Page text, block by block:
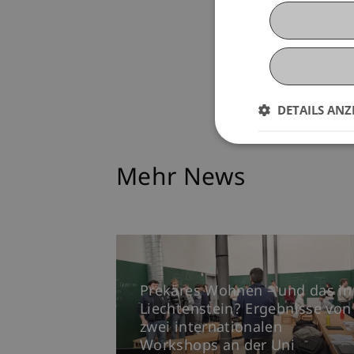
Mehr News
Prekäres Wohnen – und das in
Liechtenstein? Ergebnisse von
zwei internationalen
Workshops an der Uni
DETAILS